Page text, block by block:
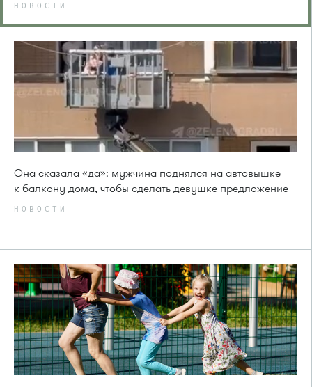
НОВОСТИ
Она сказала «да»: мужчина поднялся на автовышке
к балкону дома, чтобы сделать девушке предложение
НОВОСТИ